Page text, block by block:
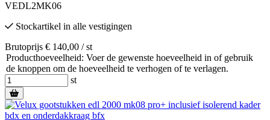
VEDL2MK06
Stockartikel in alle vestigingen
Brutoprijs € 140,00 / st
Producthoeveelheid: Voer de gewenste hoeveelheid in of gebruik
de knoppen om de hoeveelheid te verhogen of te verlagen.
st